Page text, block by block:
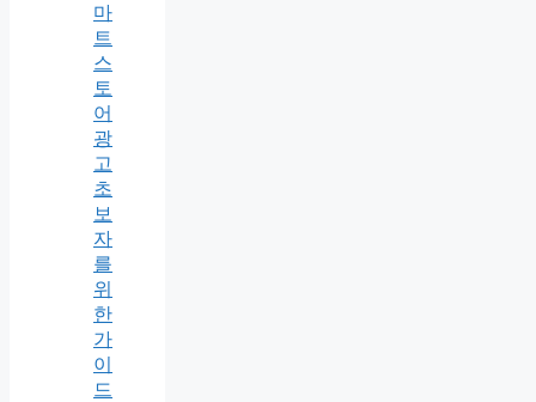
마
트
스
토
어
광
고
초
보
자
를
위
한
가
이
드